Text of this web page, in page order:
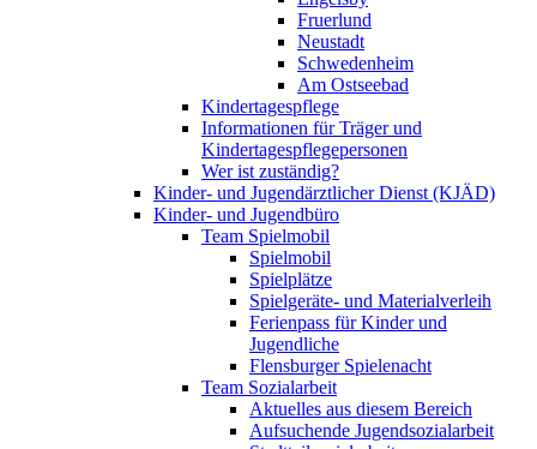
Fruerlund
Neustadt
Schwedenheim
Am Ostseebad
Kindertagespflege
Informationen für Träger und
Kindertagespflegepersonen
Wer ist zuständig?
Kinder- und Jugendärztlicher Dienst (KJÄD)
Kinder- und Jugendbüro
Team Spielmobil
Spielmobil
Spielplätze
Spielgeräte- und Materialverleih
Ferienpass für Kinder und
Jugendliche
Flensburger Spielenacht
Team Sozialarbeit
Aktuelles aus diesem Bereich
Aufsuchende Jugendsozialarbeit